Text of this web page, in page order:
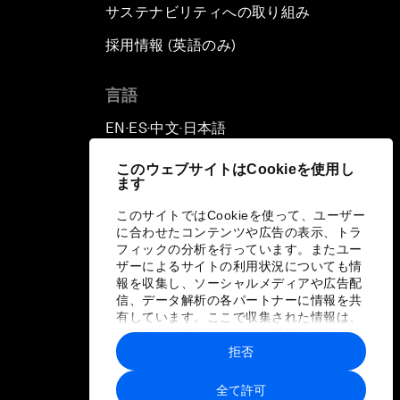
このウェブサイトはCookieを使用し
ます
このサイトではCookieを使って、ユーザー
に合わせたコンテンツや広告の表示、トラ
フィックの分析を行っています。またユー
ザーによるサイトの利用状況についても情
報を収集し、ソーシャルメディアや広告配
信、データ解析の各パートナーに情報を共
有しています。ここで収集された情報は、
ユーザーが各パートナーに提供した他の情
報や各パートナーのサービスを使用した際
に収集された情報と組み合わされ、各パー
トナーによって使用されることがありま
全て許可
拒否
サステナビリティへの取り組み
採用情報 (英語のみ)
言語
EN ▪ ES▪中文▪ 日本語